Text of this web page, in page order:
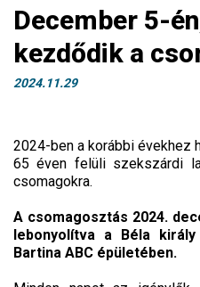
December 5-
kezdődik a
2024.11.29
2024-ben a korábbi évekhez
65 éven felüli szekszárdi
csomagokra.
A csomagosztás 2024.
lebonyolítva a Béla
Bartina ABC épületében.